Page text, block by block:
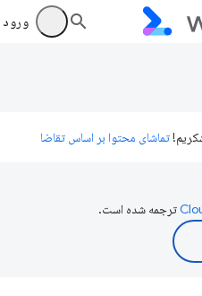
ورود به
تماشای محتوا بر اساس تقاضا
ترجمه شده است.